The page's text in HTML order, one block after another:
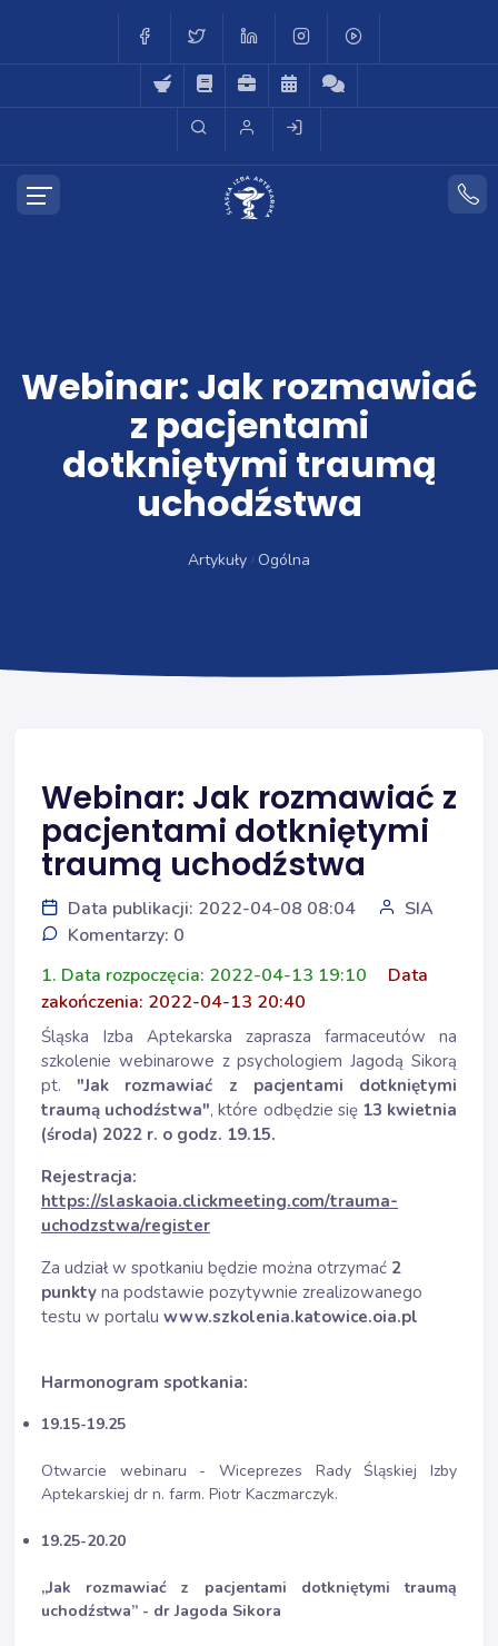
Webinar: Jak rozmawiać
z pacjentami
dotkniętymi traumą
uchodźstwa
Artykuły Ogólna
Webinar: Jak rozmawiać z
pacjentami dotkniętymi
traumą uchodźstwa
Data publikacji: 2022-04-08 08:04
SIA
Komentarzy: 0
1. Data rozpoczęcia: 2022-04-13 19:10
Data
zakończenia: 2022-04-13 20:40
Śląska Izba Aptekarska zaprasza farmaceutów na
szkolenie webinarowe z psychologiem Jagodą Sikorą
pt. "Jak rozmawiać z pacjentami dotkniętymi
traumą uchodźstwa", które odbędzie się13 kwietnia
(środa) 2022 r. o godz. 19.15.
Rejestracja:
https://slaskaoia.clickmeeting.com/trauma-
uchodzstwa/register
Za udział w spotkaniu będzie można otrzymać 2
punkty na podstawie pozytywnie zrealizowanego
testu w portalu www.szkolenia.katowice.oia.pl
Harmonogram spotkania:
19.15-19.25
Otwarcie webinaru - Wiceprezes Rady Śląskiej Izby
Aptekarskiej dr n. farm. Piotr Kaczmarczyk.
19.25-20.20
„Jak rozmawiać z pacjentami dotkniętymi traumą
uchodźstwa” - dr Jagoda Sikora